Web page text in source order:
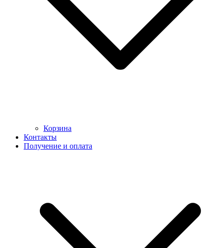
Корзина
Контакты
Получение и оплата